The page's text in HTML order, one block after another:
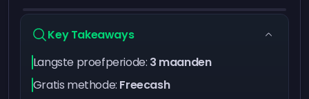
Key Takeaways
Langste proefperiode: 3 maanden
Gratis methode: Freecash